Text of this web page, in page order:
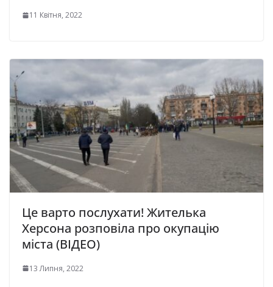
11 Квітня, 2022
Це варто послухати! Жителька
Херсона розповіла про окупацію
міста (ВІДЕО)
13 Липня, 2022